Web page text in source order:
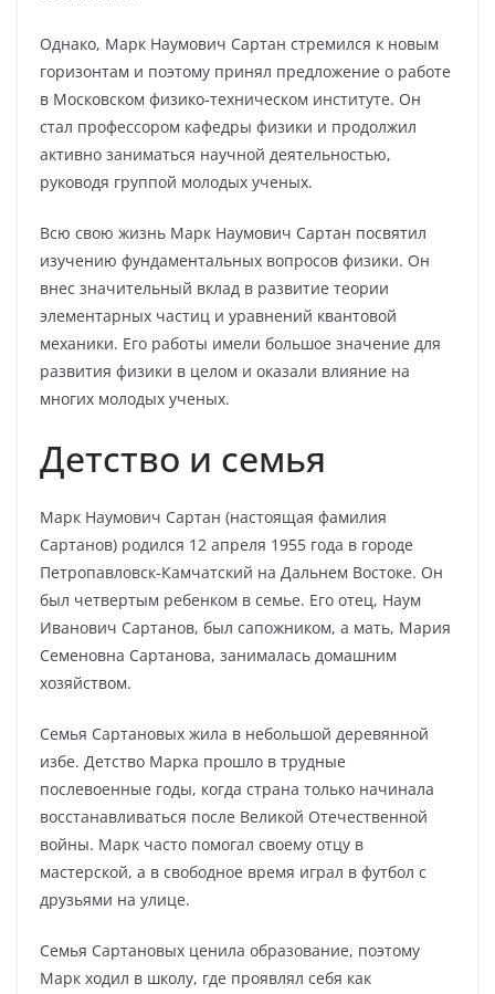
Однако, Марк Наумович Сартан стремился к новым
горизонтам и поэтому принял предложение о работе
в Московском физико-техническом институте. Он
стал профессором кафедры физики и продолжил
активно заниматься научной деятельностью,
руководя группой молодых ученых.
Всю свою жизнь Марк Наумович Сартан посвятил
изучению фундаментальных вопросов физики. Он
внес значительный вклад в развитие теории
элементарных частиц и уравнений квантовой
механики. Его работы имели большое значение для
развития физики в целом и оказали влияние на
многих молодых ученых.
Детство и семья
Марк Наумович Сартан (настоящая фамилия
Сартанов) родился 12 апреля 1955 года в городе
Петропавловск-Камчатский на Дальнем Востоке. Он
был четвертым ребенком в семье. Его отец, Наум
Иванович Сартанов, был сапожником, а мать, Мария
Семеновна Сартанова, занималась домашним
хозяйством.
Семья Сартановых жила в небольшой деревянной
избе. Детство Марка прошло в трудные
послевоенные годы, когда страна только начинала
восстанавливаться после Великой Отечественной
войны. Марк часто помогал своему отцу в
мастерской, а в свободное время играл в футбол с
друзьями на улице.
Семья Сартановых ценила образование, поэтому
Марк ходил в школу, где проявлял себя как